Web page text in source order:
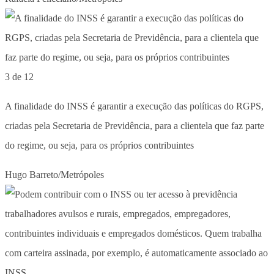
3 de 12
A finalidade do INSS é garantir a execução das políticas do RGPS,
criadas pela Secretaria de Previdência, para a clientela que faz parte
do regime, ou seja, para os próprios contribuintes
Hugo Barreto/Metrópoles